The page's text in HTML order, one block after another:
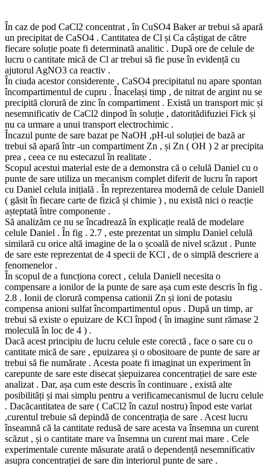
În caz de pod CaCl2 concentrat , în CuSO4 Baker ar trebui să apară
un precipitat de CaSO4 . Cantitatea de Cl și Ca câștigat de către
fiecare soluție poate fi determinată analitic . După ore de celule de
lucru o cantitate mică de Cl ar trebui să fie puse în evidență cu
ajutorul AgNO3 ca reactiv .
În ciuda acestor considerente , CaSO4 precipitatul nu apare spontan
încompartimentul de cupru . Înacelași timp , de nitrat de argint nu se
precipită clorură de zinc în compartiment . Există un transport mic și
nesemnificativ de CaCl2 dinpod în soluție , datoritădifuziei Fick și
nu ca urmare a unui transport electrochimic .
Încazul punte de sare bazat pe NaOH ,pH-ul soluției de bază ar
trebui să apară într -un compartiment Zn , și Zn ( OH ) 2 ar precipita
prea , ceea ce nu estecazul în realitate .
Scopul acestui material este de a demonstra că o celulă Daniel cu o
punte de sare utiliza un mecanism complet diferit de lucru în raport
cu Daniel celula inițială . În reprezentarea modernă de celule Daniell
( găsit în fiecare carte de fizică și chimie ) , nu există nici o reacție
așteptată între componente .
Să analizăm ce nu se încadrează în explicație reală de modelare
celule Daniel . În fig . 2.7 , este prezentat un simplu Daniel celulă
similară cu orice altă imagine de la o școală de nivel scăzut . Punte
de sare este reprezentat de 4 specii de KCl , de o simplă descriere a
fenomenelor .
În scopul de a funcționa corect , celula Daniell necesita o
compensare a ionilor de la punte de sare așa cum este descris în fig .
2.8 . Ionii de clorură compensa cationii Zn și ioni de potasiu
compensa anioni sulfat încompartimentul opus . După un timp, ar
trebui să existe o epuizare de KCl înpod ( în imagine sunt rămase 2
moleculă în loc de 4 ) .
Dacă acest principiu de lucru celule este corectă , face o sare cu o
cantitate mică de sare , epuizarea și o obositoare de punte de sare ar
trebui să fie numărate . Acesta poate fi imaginat un experiment în
carepunte de sare este disecat șiepuizarea concentrației de sare este
analizat . Dar, așa cum este descris în continuare , există alte
posibilități și mai simplu pentru a verificamecanismul de lucru celule
. Dacăcantitatea de sare ( CaCl2 în cazul nostru) înpod este variat
,curentul trebuie să depindă de concentrația de sare . Acest lucru
înseamnă că la cantitate redusă de sare acesta va însemna un curent
scăzut , și o cantitate mare va însemna un curent mai mare . Cele
experimentale curente măsurate arată o dependență nesemnificativ
asupra concentrației de sare din interiorul punte de sare .